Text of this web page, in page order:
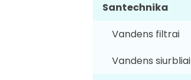
Santechnika
Vandens filtrai
Vandens siurbliai